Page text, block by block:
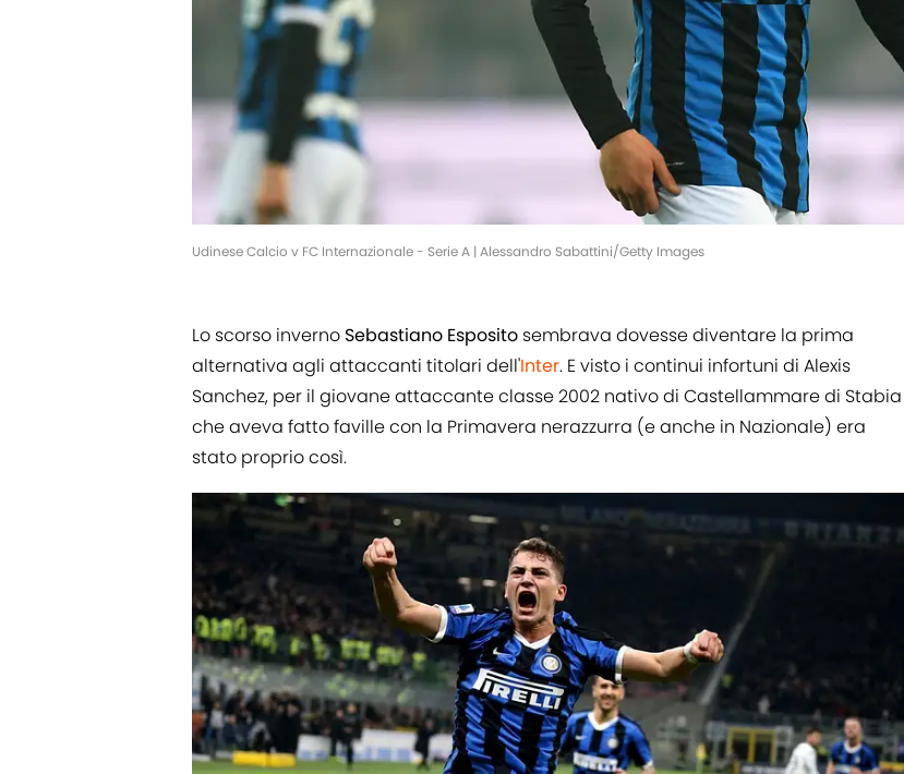
Udinese Calcio v FC Internazionale - Serie A | Alessandro Sabattini/Getty Images
Lo scorso inverno Sebastiano Esposito sembrava dovesse diventare la prima
alternativa agli attaccanti titolari dell'Inter. E visto i continui infortuni di Alexis
Sanchez, per il giovane attaccante classe 2002 nativo di Castellammare di Stabia
che aveva fatto faville con la Primavera nerazzurra (e anche in Nazionale) era
stato proprio così.